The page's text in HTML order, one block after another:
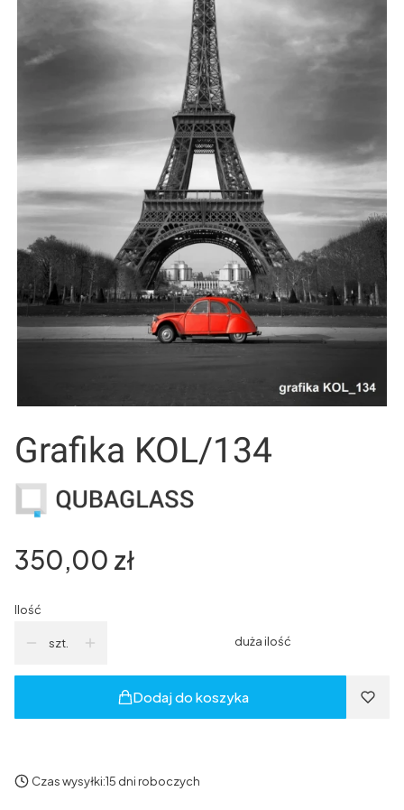
Grafika KOL/134
Cena
350,00 zł
Ilość
szt. duża ilość
Dodaj do koszyka
Czas wysyłki:15 dni roboczych